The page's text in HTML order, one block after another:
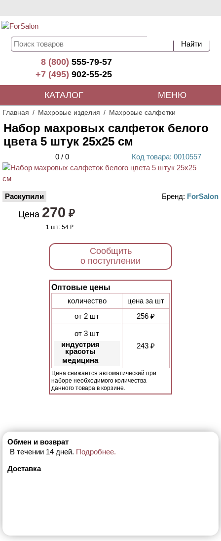
8 (800)555-79-57
+7 (495)902-55-25
КАТАЛОГ МЕНЮ
Главная Махровые изделия Махровые салфетки
Набор махровых салфеток белого
цвета 5 штук 25х25 см
0 / 0 Код товара: 0010557
Раскупили Бренд: ForSalon
Цена 270 ₽
1 шт:54 ₽
Сообщить
о поступлении
Оптовые цены
количество
цена за шт
от 2 шт
256 ₽
от 3 шт
индустрия
красоты
медицина
243 ₽
Цена снижается автоматический при
наборе необходимого количества
данного товара в корзине.
Обмен и возврат
В течении 14 дней. Подробнее.
Доставка